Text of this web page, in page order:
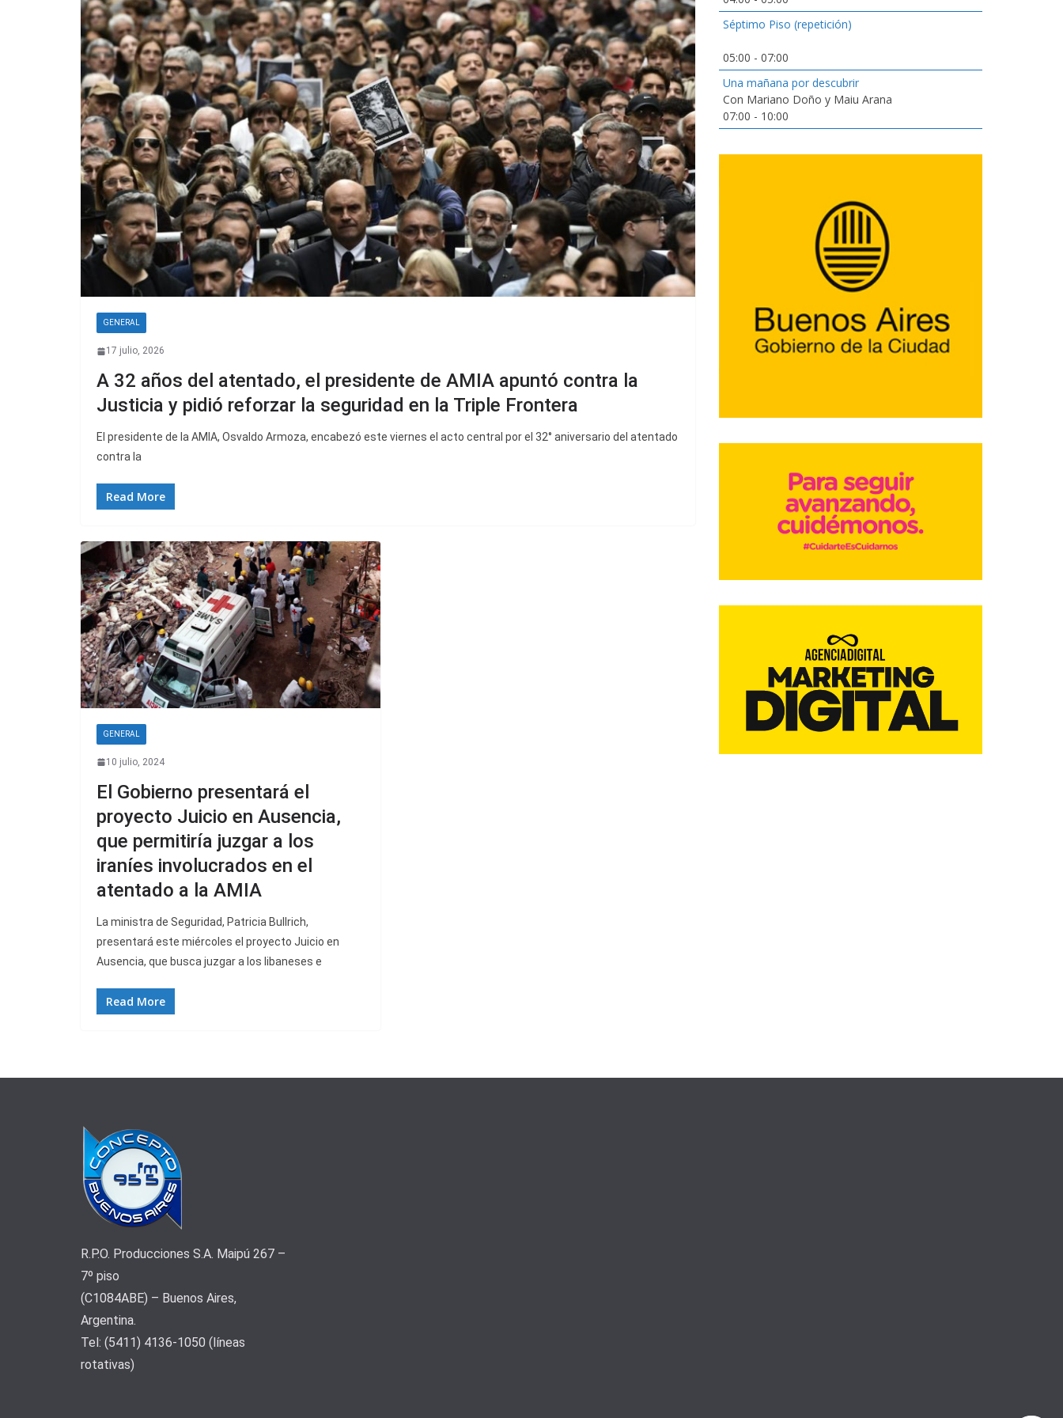
GENERAL
17 julio, 2026
A 32 años del atentado, el presidente de AMIA apuntó contra la
Justicia y pidió reforzar la seguridad en la Triple Frontera
El presidente de la AMIA, Osvaldo Armoza, encabezó este viernes el acto central por el 32° aniversario del atentado
contra la
Read More
GENERAL
10 julio, 2024
El Gobierno presentará el
proyecto Juicio en Ausencia,
que permitiría juzgar a los
iraníes involucrados en el
atentado a la AMIA
La ministra de Seguridad, Patricia Bullrich,
presentará este miércoles el proyecto Juicio en
Ausencia, que busca juzgar a los libaneses e
Read More
Séptimo Piso (repetición)
05:00 - 07:00
Una mañana por descubrir
Con Mariano Doño y Maiu Arana
07:00 - 10:00
R.P.O. Producciones S.A. Maipú 267 –
7º piso
(C1084ABE) – Buenos Aires,
Argentina.
Tel: (5411) 4136-1050 (líneas
rotativas)